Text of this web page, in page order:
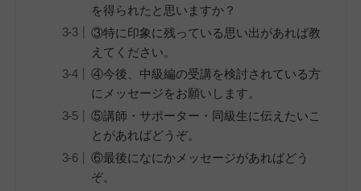
を得られたと思いますか？
③特に印象に残っている思い出があれば教
えてください。
④今後、中級編の受講を検討されている方
にメッセージをお願いします。
⑤講師・サポーター・同級生に伝えたいこ
とがあればどうぞ。
⑥最後になにかメッセージがあればどう
ぞ。